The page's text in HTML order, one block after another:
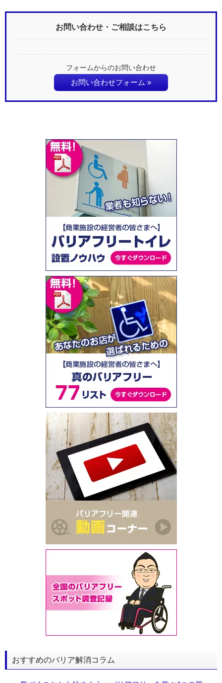
お問い合わせ・ご相談はこちら
フォームからのお問い合わせ
お問い合わせフォーム »
おすすめのバリア解消コラム